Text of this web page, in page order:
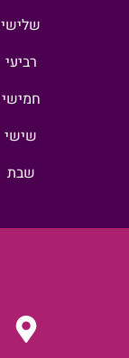
שלישי
רביעי
חמישי
שישי
שבת